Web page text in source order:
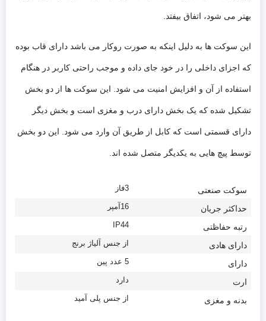
بهتر می شود، اتفاق بیفتد.
این سوکت ها به دلیل اینکه به صورت روکار می باشد دارای قاب بوده
که اجزای داخلی را در خود جای داده و موجب راحتی کاربر در هنگام
استفاده از آن و افزایش امنیت می شود. این سوکت ها از دو بخش
تشکیل شده که یک بخش دارای درب و مغزی است و بخش دیگر
دارای قسمتی است که کابل از طریق آن وارد می شود. این دو بخش
توسط پیچ هایی به یکدیگر متصل شده اند.
سوکت صنعتی 3فاز
حداکثر جریان 16آمپر
رتبه حفاظتی IP44
دارای هادی از جنس آلیاژ برنج
دارای 5 عدد پین
ارت دارد
بدنه و مغزی از جنس پلی آمید